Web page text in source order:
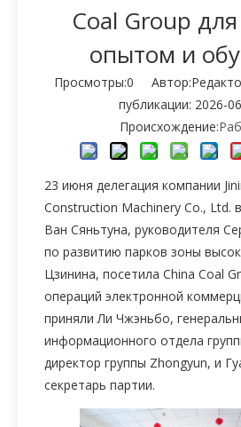
Coal Group
опытом и
Просмотры:0
публикации: 2026-
Происхождение:
23 июня делегация компании
Construction Machinery Co., Ltd.
Ван Сяньтуна, руководителя
по развитию парков зоны
Цзинина, посетила China Coal
операций электронной
приняли Ли Чжэньбо,
информационного отдела
директор группы Zhongyun, и
секретарь партии.